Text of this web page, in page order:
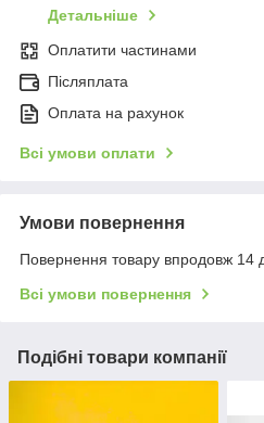
Детальніше
Оплатити частинами
Післяплата
Оплата на рахунок
Всі умови оплати
Умови повернення
Повернення товару впродовж 14
Всі умови повернення
Подібні товари компанії